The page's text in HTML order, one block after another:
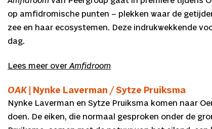
op amfidromische punten – plekken waar de
zee en haar ecosystemen. Deze indrukwekkende
dag.
Lees meer overAmfidroom
OAK| Nynke Laverman / Sytze Pruiksma
Nynke Laverman en Sytze Pruiksma komen naar
doen. De eiken, die normaal gesproken onder de